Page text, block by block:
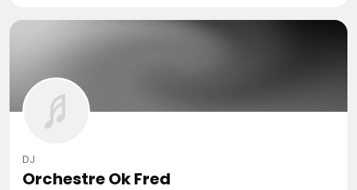
DJ
Orchestre Ok Fred